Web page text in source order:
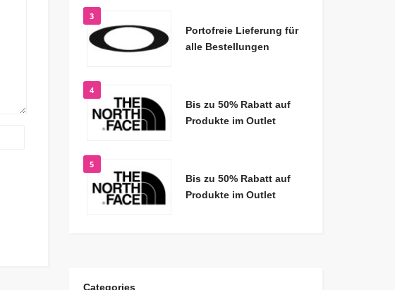
3
Portofreie Lieferung für
alle Bestellungen
4
Bis zu 50% Rabatt auf
Produkte im Outlet
5
Bis zu 50% Rabatt auf
Produkte im Outlet
Categories